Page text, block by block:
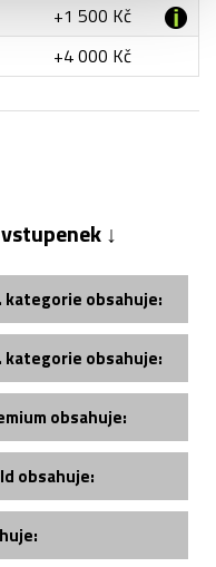
+1 500 Kč
+4 000 Kč
↓
kategorie obsahuje:
kategorie obsahuje:
obsahuje:
obsahuje: